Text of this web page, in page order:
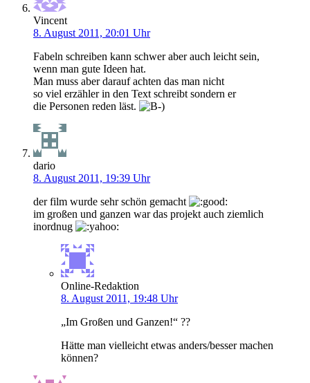
Vincent
8. August 2011, 20:01 Uhr
Fabeln schreiben kann schwer aber auch leicht sein,
wenn man gute Ideen hat.
Man muss aber darauf achten das man nicht
so viel erzähler in den Text schreibt sondern er
die Personen reden läst.
dario
8. August 2011, 19:39 Uhr
der film wurde sehr schön gemacht
im großen und ganzen war das projekt auch ziemlich
inordnug
Online-Redaktion
8. August 2011, 19:48 Uhr
„Im Großen und Ganzen!“ ??
Hätte man vielleicht etwas anders/besser machen
können?